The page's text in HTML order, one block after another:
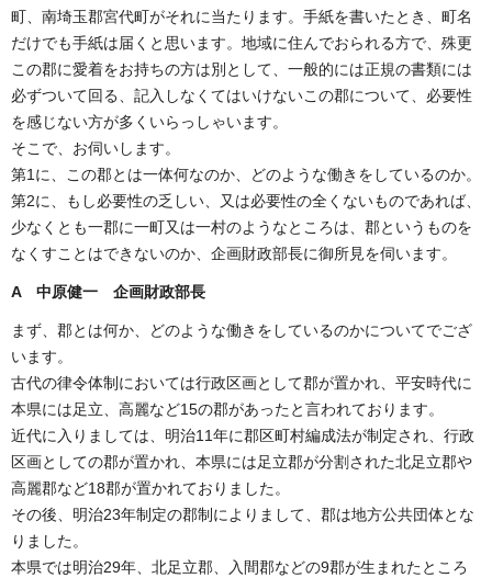
町、南埼玉郡宮代町がそれに当たります。手紙を書いたとき、町名
だけでも手紙は届くと思います。地域に住んでおられる方で、殊更
この郡に愛着をお持ちの方は別として、一般的には正規の書類には
必ずついて回る、記入しなくてはいけないこの郡について、必要性
を感じない方が多くいらっしゃいます。
そこで、お伺いします。
第1に、この郡とは一体何なのか、どのような働きをしているのか。
第2に、もし必要性の乏しい、又は必要性の全くないものであれば、
少なくとも一郡に一町又は一村のようなところは、郡というものを
なくすことはできないのか、企画財政部長に御所見を伺います。
A 中原健一 企画財政部長
まず、郡とは何か、どのような働きをしているのかについてでござ
います。
古代の律令体制においては行政区画として郡が置かれ、平安時代に
本県には足立、高麗など15の郡があったと言われております。
近代に入りましては、明治11年に郡区町村編成法が制定され、行政
区画としての郡が置かれ、本県には足立郡が分割された北足立郡や
高麗郡など18郡が置かれておりました。
その後、明治23年制定の郡制によりまして、郡は地方公共団体とな
りました。
本県では明治29年、北足立郡、入間郡などの9郡が生まれたところ